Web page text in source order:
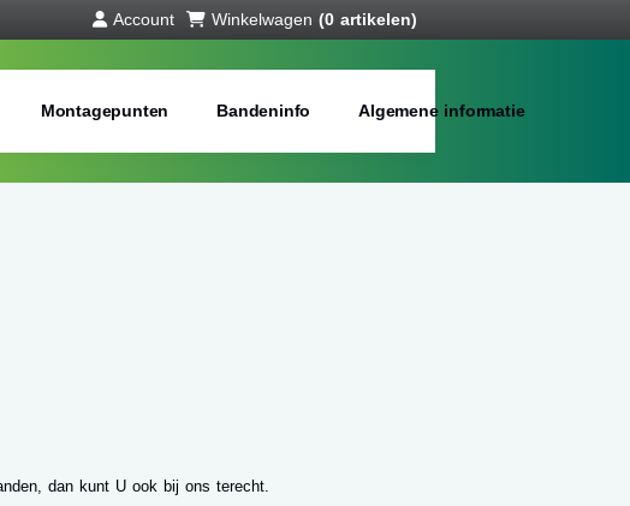
Account Winkelwagen (0 artikelen)
Montagepunten Bandeninfo Algemene informatie
dan kunt U ook bij ons terecht.